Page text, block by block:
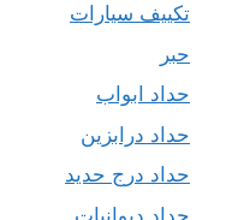
تكييف سيارات
حبر
حداد ابواب
حداد درابزين
حداد درج حديد
حداد ديوانيات